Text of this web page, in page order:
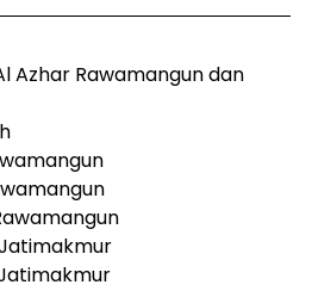
Azhar Rawamangun dan